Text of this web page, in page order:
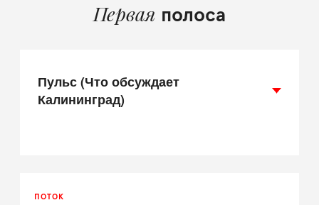
Первая полоса
ПОТОК
Пульс (Что обсуждает
Калининград)